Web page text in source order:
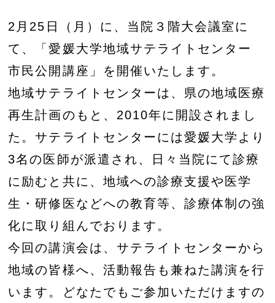
2月25日（月）に、当院３階大会議室に
て、「愛媛大学地域サテライトセンター
市民公開講座」を開催いたします。
地域サテライトセンターは、県の地域医療
再生計画のもと、2010年に開設されまし
た。サテライトセンターには愛媛大学より
3名の医師が派遣され、日々当院にて診療
に励むと共に、地域への診療支援や医学
生・研修医などへの教育等、診療体制の強
化に取り組んでおります。
今回の講演会は、サテライトセンターから
地域の皆様へ、活動報告も兼ねた講演を行
います。どなたでもご参加いただけますの